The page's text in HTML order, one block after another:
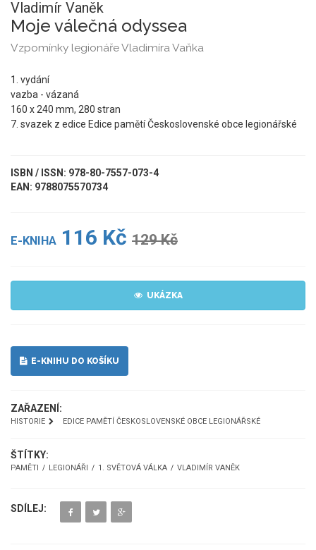
Vladimír Vaněk
Moje válečná odyssea
Vzpomínky legionáře Vladimíra Vaňka
1. vydání
vazba - vázaná
160 x 240 mm, 280 stran
7. svazek z edice Edice pamětí Československé obce legionářské
ISBN / ISSN: 978-80-7557-073-4
EAN: 9788075570734
E-KNIHA 116 Kč 129 Kč
UKÁZKA
E-KNIHU DO KOŠÍKU
ZAŘAZENÍ:
HISTORIE EDICE PAMĚTÍ ČESKOSLOVENSKÉ OBCE LEGIONÁŘSKÉ
ŠTÍTKY:
PAMĚTI LEGIONÁŘI 1. SVĚTOVÁ VÁLKA VLADIMÍR VANĚK
SDÍLEJ: